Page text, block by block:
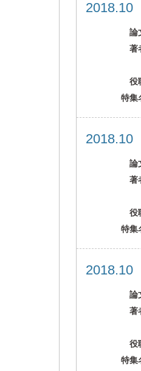
論
著
役
特集
論
著
役
特集
論
著
役
特集